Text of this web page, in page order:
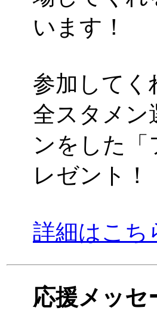
います！
参加してく
全スタメン
ンをした
レゼント！
詳細はこち
応援メッセ